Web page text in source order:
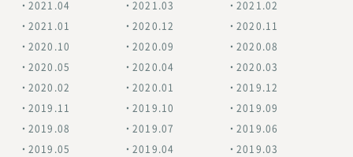
2021.04 2021.03 2021.02
2021.01 2020.12 2020.11
2020.10 2020.09 2020.08
2020.05 2020.04 2020.03
2020.02 2020.01 2019.12
2019.11 2019.10 2019.09
2019.08 2019.07 2019.06
2019.05 2019.04 2019.03